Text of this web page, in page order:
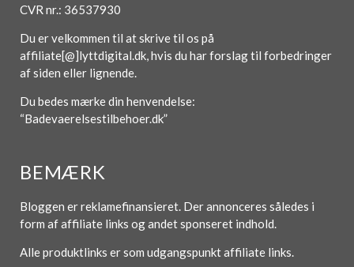
CVR nr.: 36537930
Du er velkommen til at skrive til os på
affiliate[@]lyttdigital.dk, hvis du har forslag til forbedringer
af siden eller lignende.
Du bedes mærke din henvendelse:
“Badevaerelsestilbehoer.dk”
BEMÆRK
Bloggen er reklamefinansieret. Der annonceres således i
form af affiliate links og andet sponseret indhold.
Alle produktlinks er som udgangspunkt affiliate links.